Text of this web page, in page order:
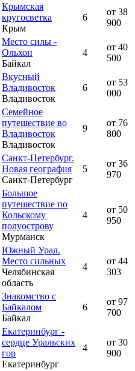
Крымская
кругосветка
Крым
6
от 38
900
Место силы -
Ольхон
Байкал
4
от 40
500
Вкусный
Владивосток
Владивосток
6
от 53
000
Семейное
путешествие во
Владивосток
Владивосток
9
от 76
800
Санкт-Петербург.
Новая география
Санкт-Петербург
5
от 36
970
Большое
путешествие по
Кольскому
полуострову
Мурманск
4
от 50
950
Южный Урал.
Место сильных
Челябинская
область
4
от 44
303
Знакомство с
Байкалом
Байкал
6
от 97
700
Екатеринбург -
сердце Уральских
гор
Екатеринбург
4
от 30
900